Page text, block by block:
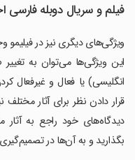
فیلم و سریال دوبله
ویژگی‌های دیگری نیز در فیلیمو
این ویژگی‌ها می‌توان به
انگلیسی) یا فعال و غیرفعال
قرار دادن نظر برای آثار
دیدگاه‌های خود راجع به آثار
بگذارید و به آن‌ها در